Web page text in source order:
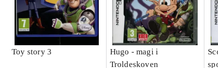
Toy story 3
Hugo - magi i
Troldeskoven